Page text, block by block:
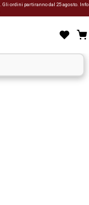
. Gli ordini partiranno dal 25 agosto. Info: